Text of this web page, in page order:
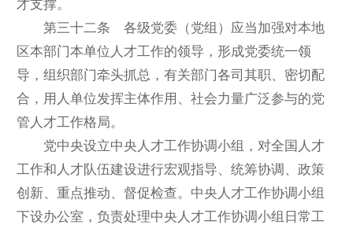
才支撑。
第三十二条 各级党委（党组）应当加强对本地
区本部门本单位人才工作的领导，形成党委统一领
导，组织部门牵头抓总，有关部门各司其职、密切配
合，用人单位发挥主体作用、社会力量广泛参与的党
管人才工作格局。
党中央设立中央人才工作协调小组，对全国人才
工作和人才队伍建设进行宏观指导、统筹协调、政策
创新、重点推动、督促检查。中央人才工作协调小组
下设办公室，负责处理中央人才工作协调小组日常工